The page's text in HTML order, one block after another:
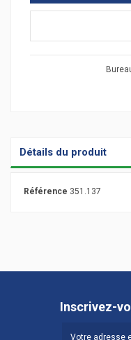
Détails du produit
Référence 351.137
Inscrivez-